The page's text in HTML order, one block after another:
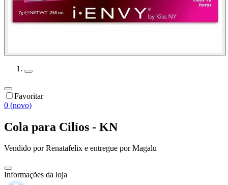
Favoritar
0 (novo)
Cola para Cilíos - KN
Vendido porRenatafelix e entregue por Magalu
Informações da loja